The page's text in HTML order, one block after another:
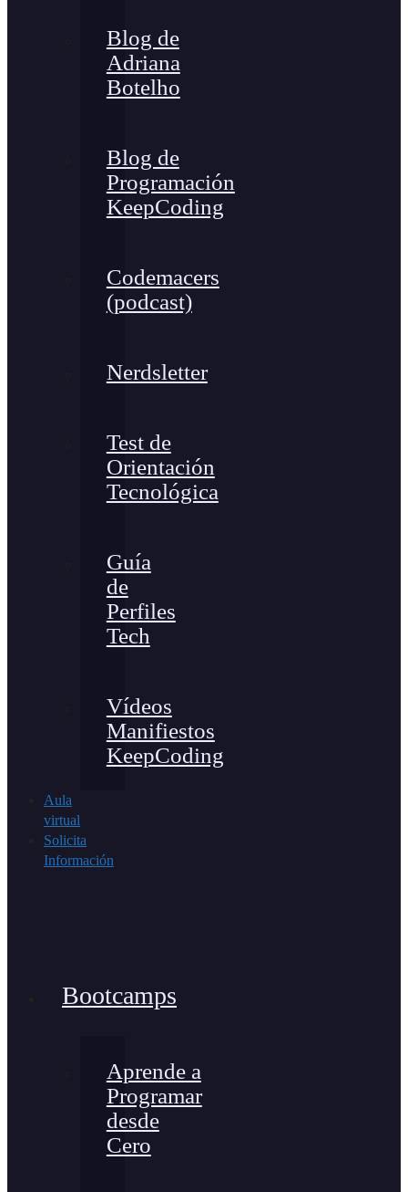
Blog de
Adriana
Botelho
Blog de
Programación
KeepCoding
Codemacers
(podcast)
Nerdsletter
Test de
Orientación
Tecnológica
Guía
de
Perfiles
Tech
Vídeos
Manifiestos
KeepCoding
Aula
virtual
Solicita
Información
Bootcamps
Aprende a
Programar
desde
Cero